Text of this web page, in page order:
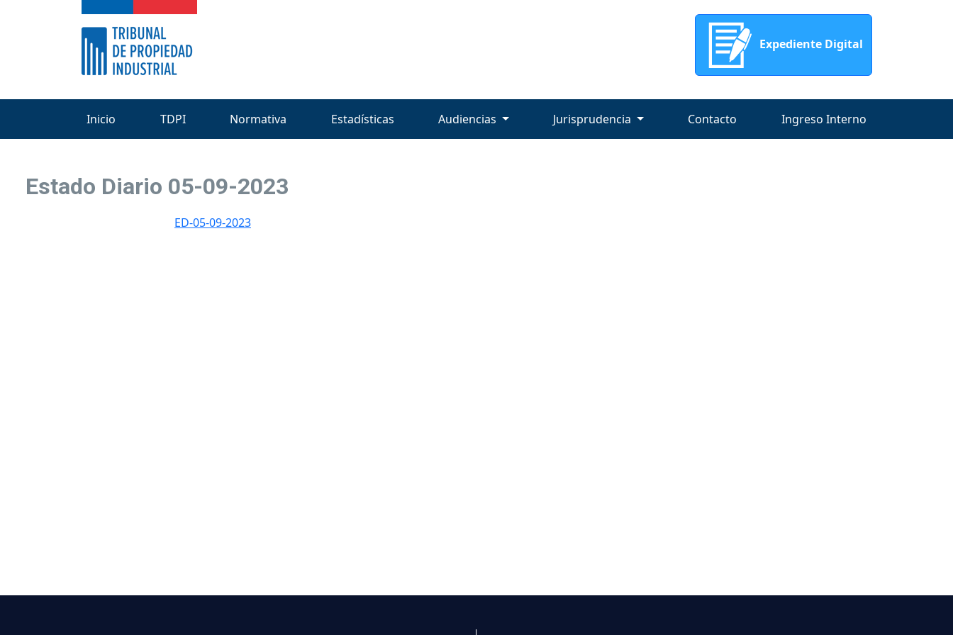
Expediente Digital
Inicio TDPI Normativa Estadísticas Audiencias Jurisprudencia Contacto Ingreso Interno
Estado Diario 05-09-2023
ED-05-09-2023